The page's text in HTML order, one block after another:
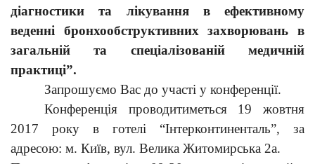
діагностики та лікування в ефективному
веденні бронхообструктивних захворювань в
загальній та спеціалізованій медичній
практиці”.
Запрошуємо Вас до участі у конференції.
Конференція проводитиметься 19 жовтня
2017 року в готелі “Інтерконтиненталь”, за
адресою: м. Київ, вул. Велика Житомирська 2а.